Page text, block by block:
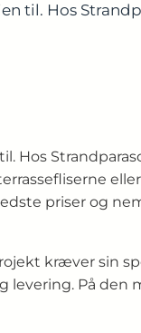
til. Hos
Hos
priser og
kræver sin
På den